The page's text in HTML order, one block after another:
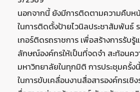
นอกจากนี้ ยังมีการติดตามความคืบห
ในการติดตั้งป้ายไวนิลประชาสัมพันธ์
เกอร์ติดรถราชการ เพื่อสร้างการรับรู้
ลักษณ์องค์กรให้เป็นที่จดจำ สะท้อนค
มหาวิทยาลัยในทุกมิติ การประชุมครั้
ในการขับเคลื่อนงานสื่อสารองค์กรเชิ